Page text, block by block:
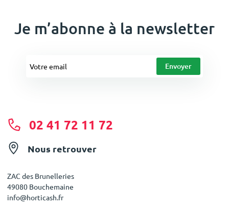
Je m’abonne à la newsletter
02 41 72 11 72
Nous retrouver
ZAC des Brunelleries
49080 Bouchemaine
info@horticash.fr